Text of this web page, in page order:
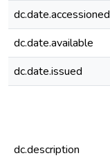
dc.date.accessioned
dc.date.available
dc.date.issued
dc.description